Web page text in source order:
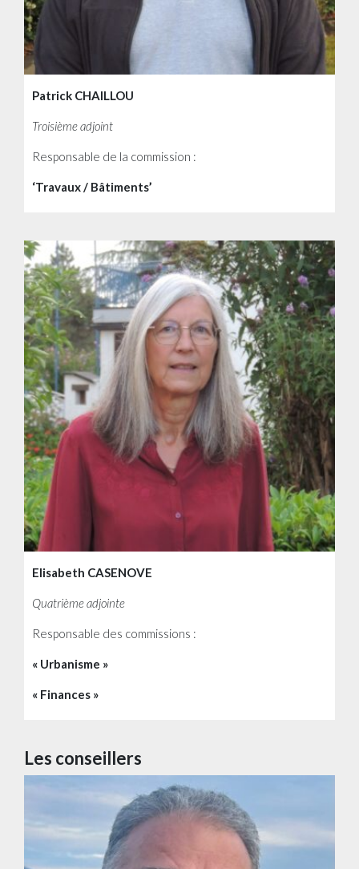
Patrick CHAILLOU
Troisième adjoint
Responsable de la commission :
‘Travaux / Bâtiments’
Elisabeth CASENOVE
Quatrième adjointe
Responsable des commissions :
« Urbanisme »
« Finances »
Les conseillers